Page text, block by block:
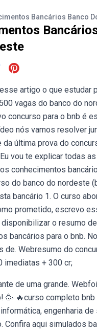
Bancários Banco
artigo o que estudar
vagas do banco do
concurso para o bnb é
nós vamos resolver
da última prova do
vou te explicar todas
conhecimentos
do banco do nordeste
bancário 1. O curso
prometido, escrevo
o resumo de
bancários para o bnb.
de. Webresumo do
imediatas + 300 cr;
de uma grande.
🥳 🔥curso completo
engenharia
Confira aqui simulados